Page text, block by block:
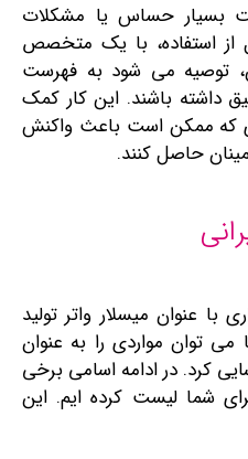
بسیار حساس یا مشکلات
از استفاده، با یک متخصص
توصیه می ‌شود به فهرست
داشته باشند. این کار کمک
که ممکن است باعث واکنش‌
حاصل کنند.
با عنوان میسلار واتر تولید
توان مواردی را به عنوان
کرد. در ادامه اسامی برخی
شما لیست کرده ایم. این